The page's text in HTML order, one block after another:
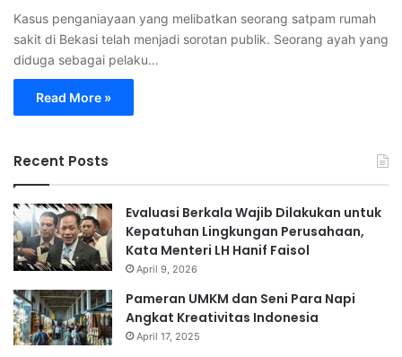
Kasus penganiayaan yang melibatkan seorang satpam rumah
sakit di Bekasi telah menjadi sorotan publik. Seorang ayah yang
diduga sebagai pelaku…
Read More »
Recent Posts
Evaluasi Berkala Wajib Dilakukan untuk
Kepatuhan Lingkungan Perusahaan,
Kata Menteri LH Hanif Faisol
April 9, 2026
Pameran UMKM dan Seni Para Napi
Angkat Kreativitas Indonesia
April 17, 2025